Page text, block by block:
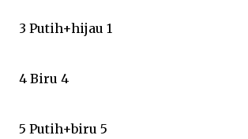
3 Putih+hijau 1
4 Biru 4
5 Putih+biru 5